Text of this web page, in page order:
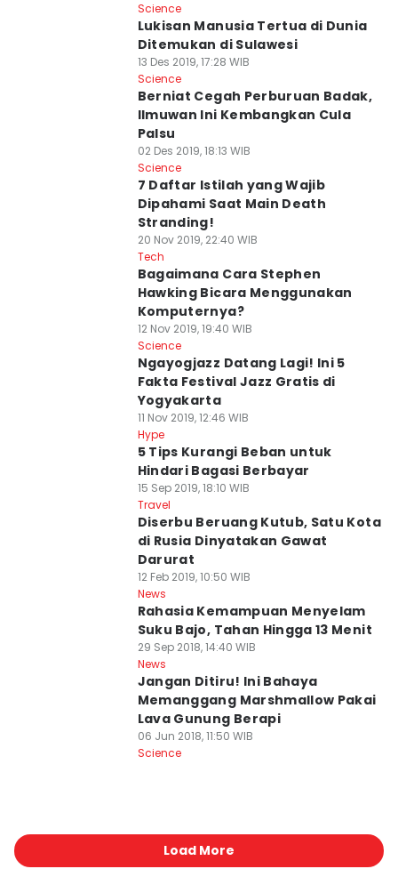
Science
Lukisan Manusia Tertua di Dunia
Ditemukan di Sulawesi
13 Des 2019, 17:28 WIB
Science
Berniat Cegah Perburuan Badak,
Ilmuwan Ini Kembangkan Cula
Palsu
02 Des 2019, 18:13 WIB
Science
7 Daftar Istilah yang Wajib
Dipahami Saat Main Death
Stranding!
20 Nov 2019, 22:40 WIB
Tech
Bagaimana Cara Stephen
Hawking Bicara Menggunakan
Komputernya?
12 Nov 2019, 19:40 WIB
Science
Ngayogjazz Datang Lagi! Ini 5
Fakta Festival Jazz Gratis di
Yogyakarta
11 Nov 2019, 12:46 WIB
Hype
5 Tips Kurangi Beban untuk
Hindari Bagasi Berbayar
15 Sep 2019, 18:10 WIB
Travel
Diserbu Beruang Kutub, Satu Kota
di Rusia Dinyatakan Gawat
Darurat
12 Feb 2019, 10:50 WIB
News
Rahasia Kemampuan Menyelam
Suku Bajo, Tahan Hingga 13 Menit
29 Sep 2018, 14:40 WIB
News
Jangan Ditiru! Ini Bahaya
Memanggang Marshmallow Pakai
Lava Gunung Berapi
06 Jun 2018, 11:50 WIB
Science
Load More